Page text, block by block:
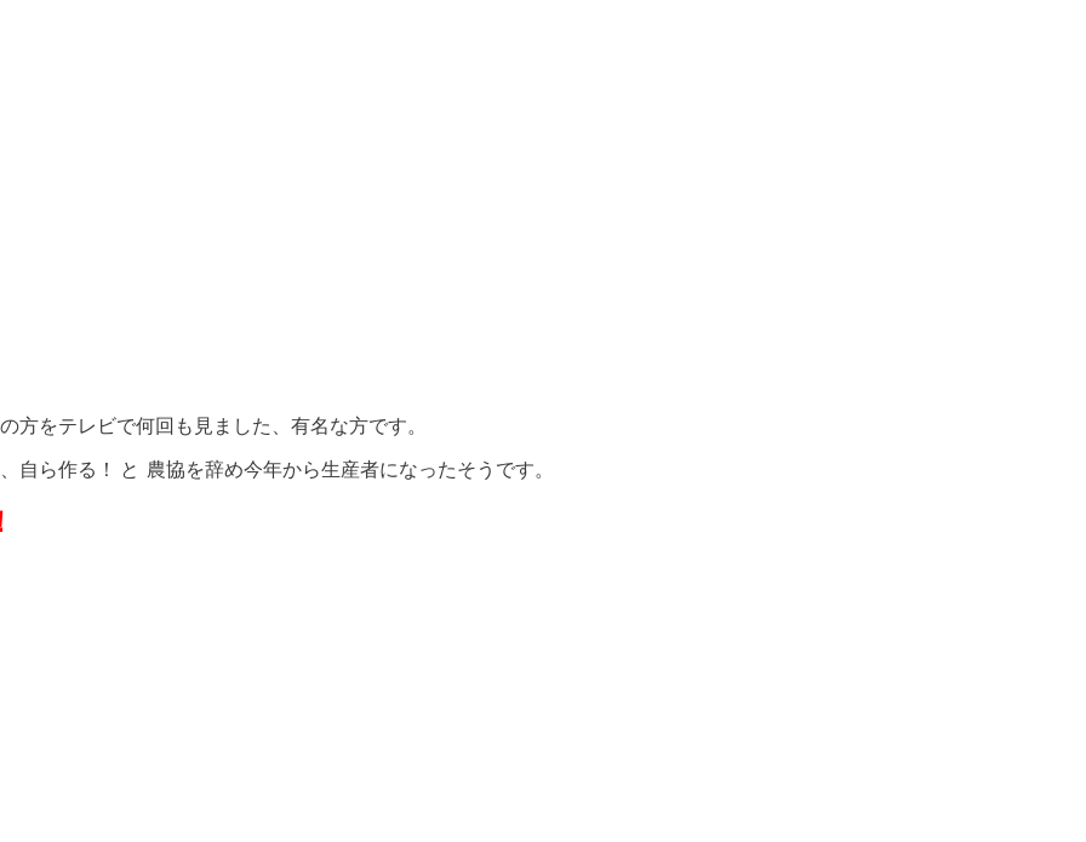
方をテレビで何回も見ました、有名な方です。
自ら作る！ と 農協を辞め今年から生産者になったそうです。